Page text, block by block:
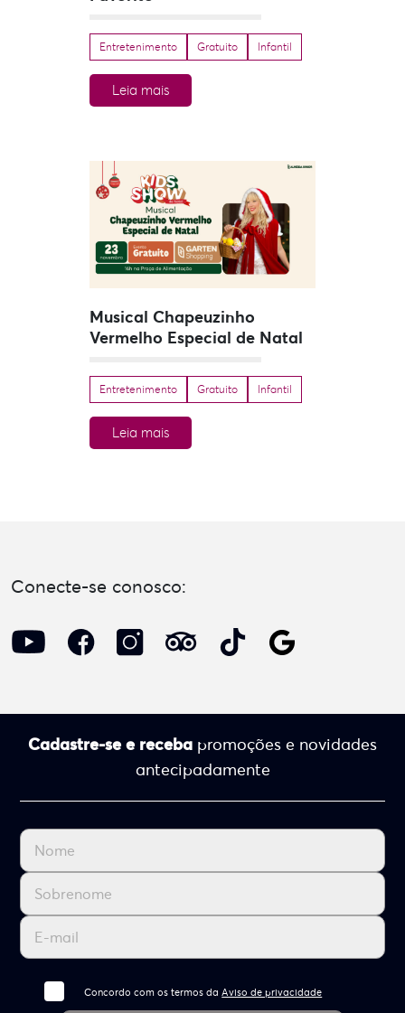
Entretenimento Gratuito Infantil
Leia mais
Musical Chapeuzinho
Vermelho Especial de Natal
Entretenimento Gratuito Infantil
Leia mais
Conecte-se conosco:
Cadastre-se e receba promoções e novidades
antecipadamente
Concordo com os termos daAviso de privacidade